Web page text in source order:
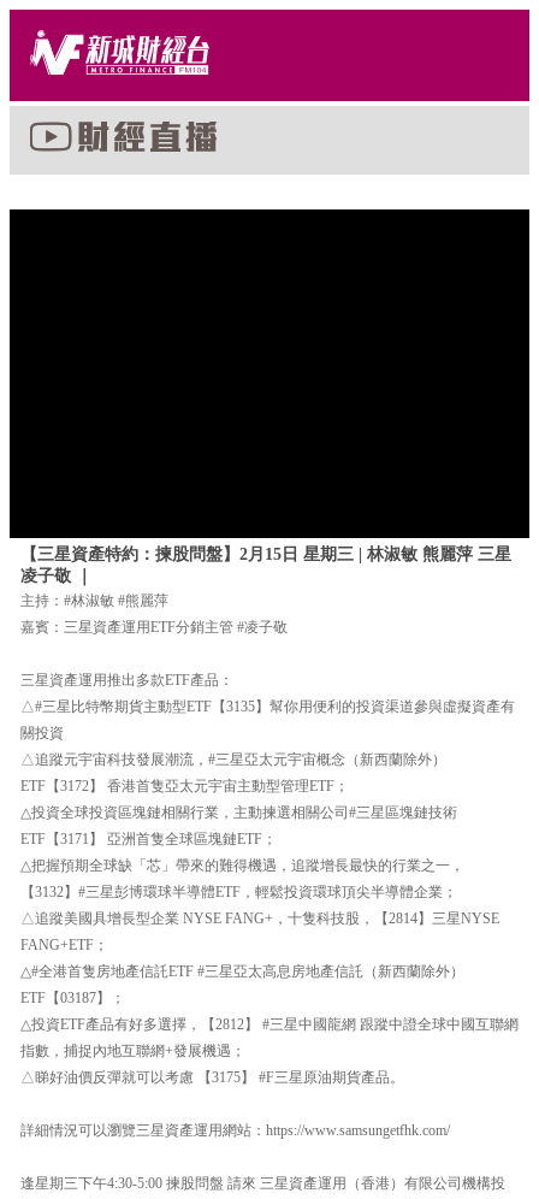
【三星資產特約：揀股問盤】2月15日 星期三 | 林淑敏 熊麗萍 三星
凌子敬 ｜
主持：#林淑敏 #熊麗萍
嘉賓：三星資產運用ETF分銷主管 #凌子敬
三星資產運用推出多款ETF產品：
△#三星比特幣期貨主動型ETF【3135】幫你用便利的投資渠道參與虛擬資產有
關投資
△追蹤元宇宙科技發展潮流，#三星亞太元宇宙概念（新西蘭除外）
ETF【3172】 香港首隻亞太元宇宙主動型管理ETF；
△投資全球投資區塊鏈相關行業，主動揀選相關公司#三星區塊鏈技術
ETF【3171】 亞洲首隻全球區塊鏈ETF；
△把握預期全球缺「芯」帶來的難得機遇，追蹤增長最快的行業之一，
【3132】#三星彭博環球半導體ETF，輕鬆投資環球頂尖半導體企業；
△追蹤美國具增長型企業 NYSE FANG+，十隻科技股，【2814】三星NYSE
FANG+ETF；
△#全港首隻房地產信託ETF #三星亞太高息房地產信託（新西蘭除外）
ETF【03187】；
△投資ETF產品有好多選擇，【2812】 #三星中國龍網 跟蹤中證全球中國互聯網
指數，捕捉內地互聯網+發展機遇；
△睇好油價反彈就可以考慮 【3175】 #F三星原油期貨產品。
詳細情況可以瀏覽三星資產運用網站：https://www.samsungetfhk.com/
逢星期三下午4:30-5:00 揀股問盤 請來 三星資產運用（香港）有限公司機構投